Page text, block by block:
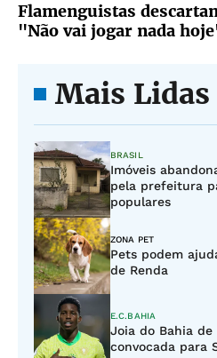
Flamenguistas
"Não vai jogar nada
Mais Lidas
BRASIL
Imóveis
pela prefeitura
populares
ZONA PET
Pets podem
de Renda
E.C.BAHIA
Joia do Bahia de
convocada para